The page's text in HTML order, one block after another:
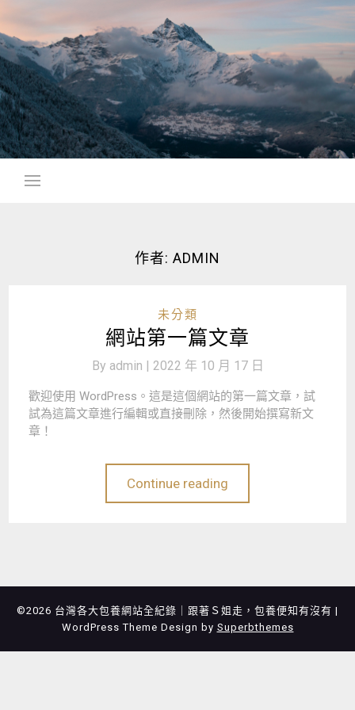
content
作者: ADMIN
未分類
網站第一篇文章
By admin | 2022 年 10 月 17 日
歡迎使用 WordPress。這是這個網站的第一篇文章，試
試為這篇文章進行編輯或直接刪除，然後開始撰寫新文
章！
Continue reading
©2026 台灣各大包養網站全紀錄｜跟著Ｓ姐走，包養便知有沒有 |
WordPress Theme Design by Superbthemes